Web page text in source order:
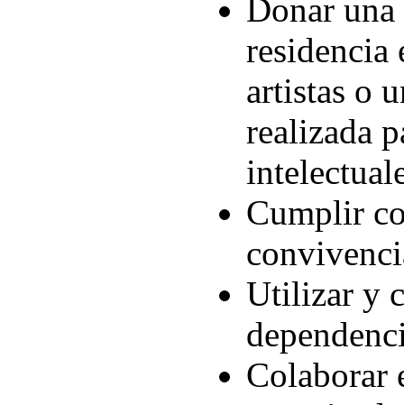
Donar una
residencia
artistas o
realizada
Cumplir
Utilizar y
Colaborar